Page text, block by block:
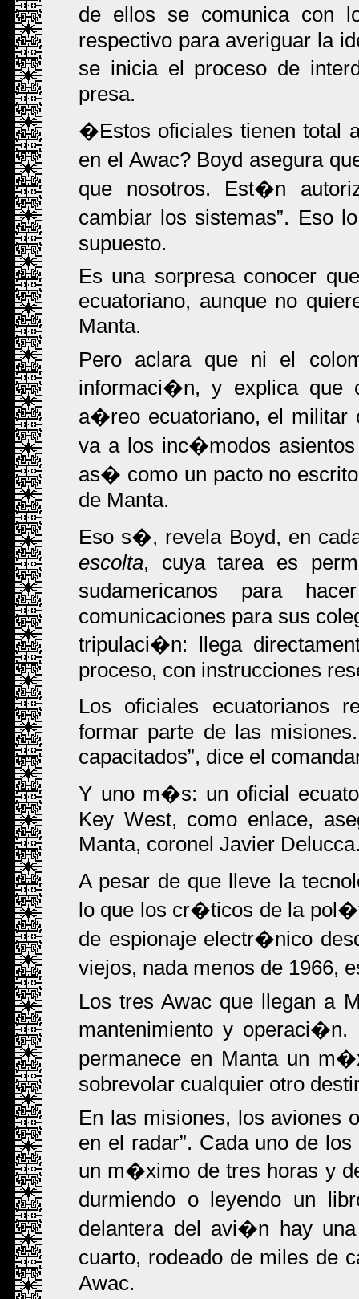
de ellos se comunica con
respectivo para averiguar la
se inicia el proceso de
presa.
�Estos oficiales tienen total
en el Awac? Boyd asegura
que nosotros. Est�n
cambiar los sistemas . Eso
supuesto.
Es una sorpresa conocer
ecuatoriano, aunque no
Manta.
Pero aclara que ni el
informaci�n, y explica que
a�reo ecuatoriano, el militar
va a los inc�modos
as� como un pacto no
de Manta.
Eso s�, revela Boyd, en
escolta, cuya tarea es
sudamericanos para
comunicaciones para sus
tripulaci�n: llega
proceso, con instrucciones
Los oficiales ecuatorianos
formar parte de las
capacitados , dice el
Y uno m�s: un oficial
Key West, como enlace,
Manta, coronel Javier
A pesar de que lleve la
lo que los cr�ticos de la
de espionaje electr�nico
viejos, nada menos de 1966,
Los tres Awac que llegan a
mantenimiento y
permanece en Manta un
sobrevolar cualquier otro
En las misiones, los aviones
en el radar . Cada uno de
un m�ximo de tres horas y
durmiendo o leyendo un
delantera del avi�n hay
cuarto, rodeado de miles de
Awac.